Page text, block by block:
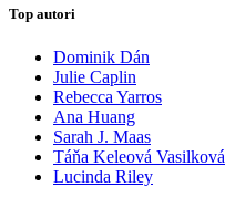
Top autori
Dominik Dán
Julie Caplin
Rebecca Yarros
Ana Huang
Sarah J. Maas
Táňa Keleová Vasilková
Lucinda Riley